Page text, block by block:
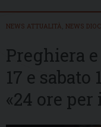
NEWS ATTUALITÀ NEWS
Preghiera
17 e sabato
«24 ore